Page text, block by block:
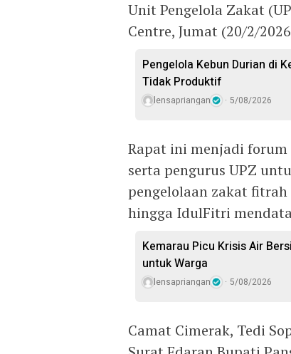
Unit Pengelola Zakat
Centre, Jumat (20/2/
Pengelola Kebun Durian di
Tidak Produktif ‎
lensapriangan 5/08/2026
Rapat ini menjadi forum
serta pengurus UPZ
pengelolaan zakat
hingga IdulFitri
Kemarau Picu Krisis Air
untuk Warga
lensapriangan 5/08/2026
Camat Cimerak, Tedi